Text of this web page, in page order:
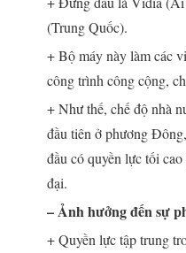
(Trung Quốc).
+ Bộ máy này làm các
công trình công cộng,
+ Như thế, chế độ nhà
đầu tiên ở phương
đầu có quyền lực tối
đại.
– Ảnh hưởng đến sự
+ Quyền lực tập trung